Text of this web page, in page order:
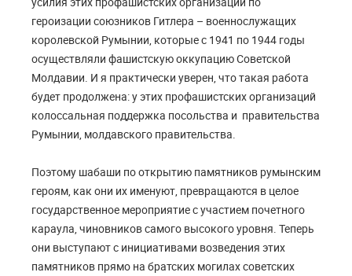
героизации союзников Гитлера – военнослужащих
королевской Румынии, которые с 1941 по 1944 годы
осуществляли фашистскую оккупацию Советской
Молдавии. И я практически уверен, что такая работа
будет продолжена: у этих профашистских организаций
колоссальная поддержка посольства и правительства
Румынии, молдавского правительства.
Поэтому шабаши по открытию памятников румынским
героям, как они их именуют, превращаются в целое
государственное мероприятие с участием почетного
караула, чиновников самого высокого уровня. Теперь
они выступают с инициативами возведения этих
памятников прямо на братских могилах советских